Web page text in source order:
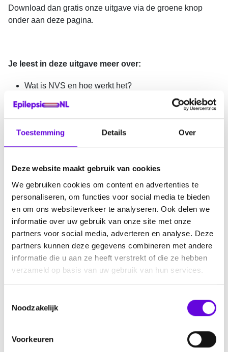
Toestemming Details Over
Deze website maakt gebruik van cookies
We gebruiken cookies om content en advertenties te
personaliseren, om functies voor social media te bieden
en om ons websiteverkeer te analyseren. Ook delen we
informatie over uw gebruik van onze site met onze
partners voor social media, adverteren en analyse. Deze
partners kunnen deze gegevens combineren met andere
informatie die u aan ze heeft verstrekt of die ze hebben
verzameld op basis van uw gebruik van hun services.
Noodzakelijk
Voorkeuren
Download dan gratis onze uitgave via de groene knop
onder aan deze pagina.
Je leest in deze uitgave meer over:
Wat is NVS en hoe werkt het?
Wanneer wel en wanneer niet in aanmerking?
Waaruit bestaat het NVS-systeem?
Veiligheid en bijwerkingen
Veelgestelde vragen
Vragen of ervaringen horen
Bijlage: Hulp bij de keuze wel of geen NVS
Lees hier meer over andere behandelingen.
Meer weten over NVS?
Wat is Nervus Vagus Stimulatie?